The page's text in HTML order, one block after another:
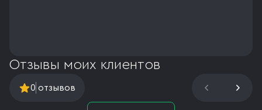
Отзывы моих клиентов
0 отзывов